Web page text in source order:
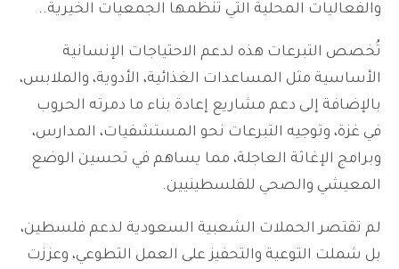
والفعاليات المحلية التي تنظمها الجمعيات الخيرية..
تُخصص التبرعات هذه لدعم الاحتياجات الإنسانية
الأساسية مثل المساعدات الغذائية، الأدوية، والملابس،
بالإضافة إلى دعم مشاريع إعادة بناء ما دمرته الحروب
في غزة، وتوجيه التبرعات نحو المستشفيات، المدارس،
وبرامج الإغاثة العاجلة، مما يساهم في تحسين الوضع
المعيشي والصحي للفلسطينيين.
لم تقتصر الحملات الشعبية السعودية لدعم فلسطين،
بل شملت التوعية والتحفيز على العمل التطوعي، وعززت